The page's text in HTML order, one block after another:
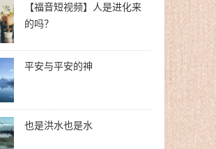
【福音短视频】人是进化来
的吗？
平安与平安的神
也是洪水也是水